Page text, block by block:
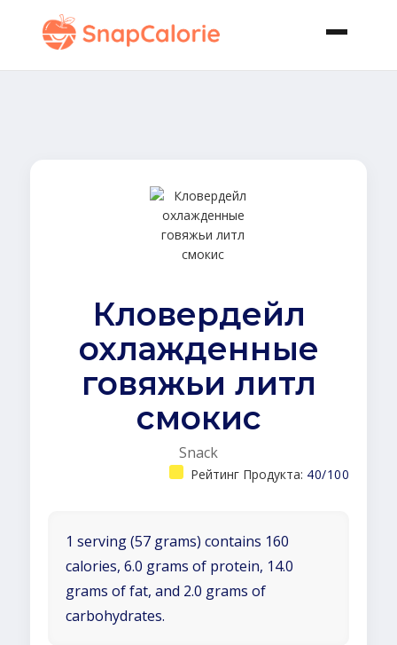
Кловердейл
охлажденные
говяжьи литл
смокис
Snack
Рейтинг Продукта: 40/100
1 serving (57 grams) contains 160
calories, 6.0 grams of protein, 14.0
grams of fat, and 2.0 grams of
carbohydrates.